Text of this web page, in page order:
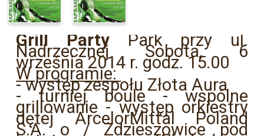
Grill PartyPark przy ul.
Nadrzecznej Sobota, 6
września 2014 r. godz. 15.00
W programie:
- występ zespołu Złota Aura
- turniej boule - wspólne
grillowanie - występ orkiestry
dętej ArcelorMittal Poland
S.A. o / Zdzieszowice pod